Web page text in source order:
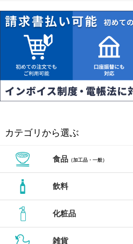
カテゴリから選ぶ
食品（加工品・一般）
飲料
化粧品
雑貨